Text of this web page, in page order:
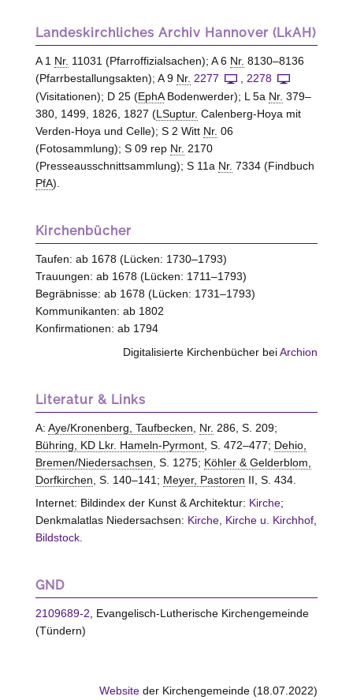
Landeskirchliches Archiv Hannover (LkAH)
A 1 Nr. 11031 (Pfarroffizialsachen); A 6 Nr. 8130–8136
(Pfarrbestallungsakten); A 9 Nr. 2277 , 2278
(Visitationen); D 25 (EphABodenwerder); L 5a Nr. 379–
380, 1499, 1826, 1827 (LSuptur. Calenberg-Hoya mit
Verden-Hoya und Celle); S 2 Witt Nr. 06
(Fotosammlung); S 09 rep Nr. 2170
(Presseausschnittsammlung); S 11a Nr. 7334 (Findbuch
PfA).
Kirchenbücher
Taufen: ab 1678 (Lücken: 1730–1793)
Trauungen: ab 1678 (Lücken: 1711–1793)
Begräbnisse: ab 1678 (Lücken: 1731–1793)
Kommunikanten: ab 1802
Konfirmationen: ab 1794
Digitalisierte Kirchenbücher beiArchion
Literatur & Links
A: Aye/Kronenberg, Taufbecken Nr. 286, S. 209;
Bühring, KD Lkr. Hameln-Pyrmont, S. 472–477; Dehio,
Bremen/Niedersachsen , S. 1275; Köhler & Gelderblom,
Dorfkirchen , S. 140–141; Meyer, Pastoren II, S. 434.
Internet: Bildindex der Kunst & Architektur: Kirche;
Denkmalatlas Niedersachsen: Kirche, Kirche u. Kirchhof,
Bildstock.
GND
2109689-2 , Evangelisch-Lutherische Kirchengemeinde
(Tündern)
Website der Kirchengemeinde (18.07.2022)